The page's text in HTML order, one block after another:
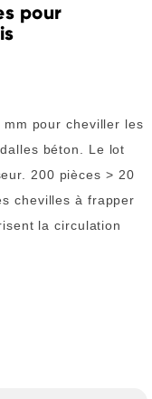
pour
pour cheviller les
béton. Le lot
200 pièces > 20
chevilles à frapper
la circulation